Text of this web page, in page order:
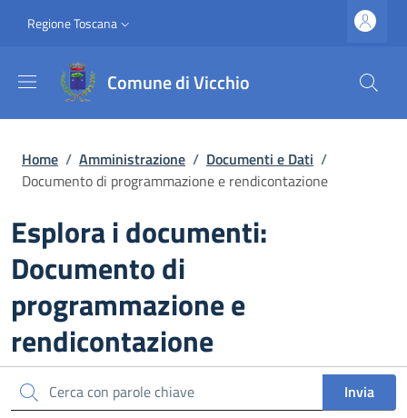
Slim top
Regione Toscana
Comune di Vicchio
Briciole di pane
Home / Amministrazione / Documenti e Dati /
Documento di programmazione e rendicontazione
Esplora i documenti:
Documento di
programmazione e
rendicontazione
Cerca Invia